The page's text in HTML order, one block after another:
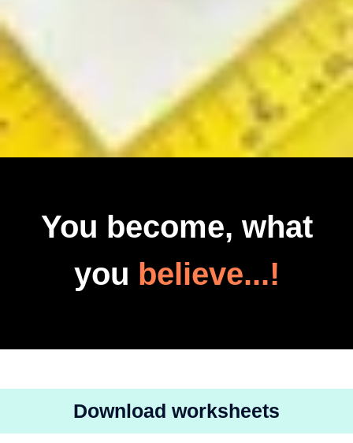
You become, what
you believe...!
Download worksheets